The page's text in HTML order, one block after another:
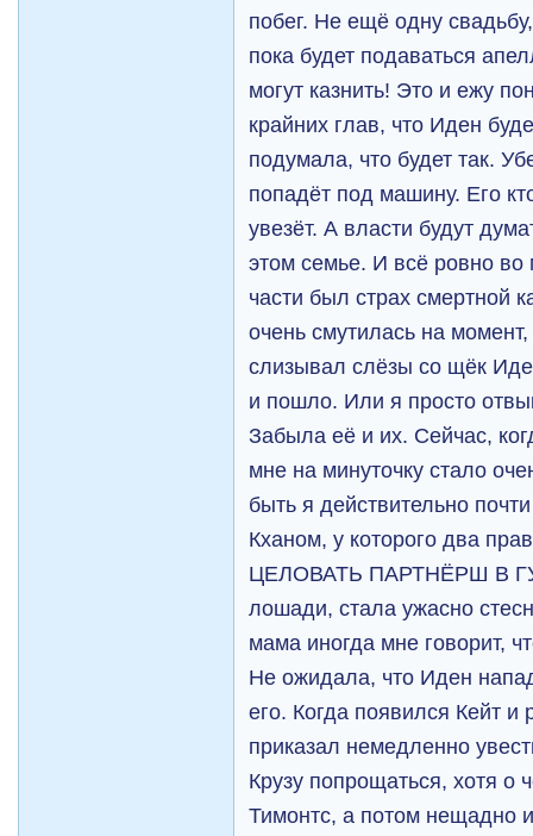
побег. Не ещё одну
пока будет подаваться
могут казнить! Это и ежу
крайних глав, что Иден
подумала, что будет так.
попадёт под машину. Его
увезёт. А власти будут
этом семье. И всё ровно во
части был страх смертной
очень смутилась на
слизывал слёзы со щёк
и пошло. Или я просто
Забыла её и их. Сейчас,
мне на минуточку стало
быть я действительно
Кханом, у которого два
ЦЕЛОВАТЬ ПАРТНЁРШ В
лошади, стала ужасно
мама иногда мне говорит,
Не ожидала, что Иден
его. Когда появился Кейт
приказал немедленно
Крузу попрощаться, хотя о
Тимонтс, а потом нещадно